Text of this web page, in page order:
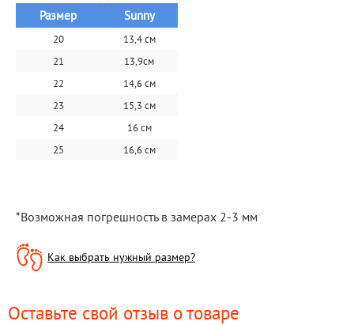
Размер
Sunny
20
13,4 см
21
13,9см
22
14,6 см
23
15,3 см
24
16 см
25
16,6 см
*Возможная погрешность в замерах 2-3 мм
Как выбрать нужный размер?
Оставьте свой отзыв о товаре